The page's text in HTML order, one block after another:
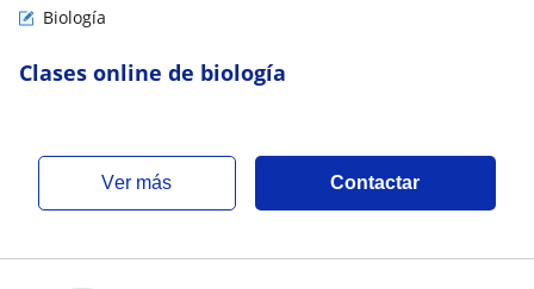
Biología
Clases online de biología
ver más Contactar